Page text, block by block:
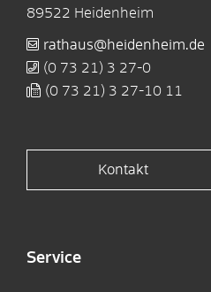
89522 Heidenheim
rathaus@heidenheim.de
(0 73 21) 3 27-0
(0 73 21) 3 27-10 11
Kontakt
Service